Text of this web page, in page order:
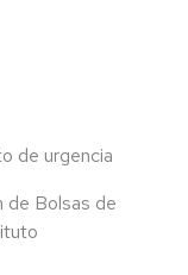
de urgencia
de Bolsas de